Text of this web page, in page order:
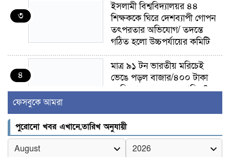
৩
ইসলামী বিশ্ববিদ্যালয়র ৪৪
শিক্ষককে ঘিরে দেশব্যাপী গোপন
তৎপরতার অভিযোগ/ তদন্তে
গঠিত হলো উচ্চপর্যায়ের কমিটি
৪
মাত্র ৯১ টন ভারতীয় মরিচেই
ভেঙে পড়ল বাজার/৪০০ টাকা
কেজি দাম কে ধরে রেখেছিল?
৫
জুলাই আন্দোলন ছিল সম্মিলিত,
লক্ষ্য হওয়া উচিত ঐক্য ও
রাষ্ট্রগঠন
ফেসবুকে আমরা
পুরোনো খবর এখানে,তারিখ অনুযায়ী